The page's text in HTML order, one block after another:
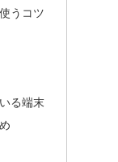
うコツ
る端末